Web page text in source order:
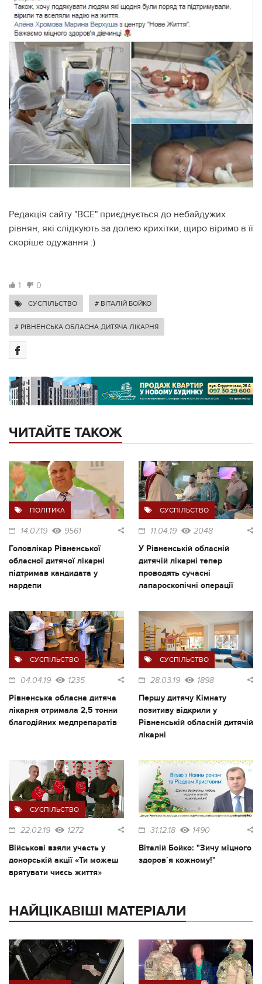
Редакція сайту "ВСЕ" приєднується до небайдужих
рівнян, які слідкують за долею крихітки, щиро віримо в її
скоріше одужання :)
1 0
СУСПІЛЬСТВО # ВІТАЛІЙ БОЙКО
# РІВНЕНСЬКА ОБЛАСНА ДИТЯЧА ЛІКАРНЯ
ЧИТАЙТЕ ТАКОЖ
ПОЛІТИКА
14.07.19 9561
Головлікар Рівненської
обласної дитячої лікарні
підтримав кандидата у
нардепи
СУСПІЛЬСТВО
11.04.19 2048
У Рівненській обласній
дитячій лікарні тепер
проводять сучасні
лапароскопічні операції
СУСПІЛЬСТВО
04.04.19 1235
Рівненська обласна дитяча
лікарня отримала 2,5 тонни
благодійних медпрепаратів
СУСПІЛЬСТВО
28.03.19 1898
Першу дитячу Кімнату
позитиву відкрили у
Рівненській обласній дитячій
лікарні
СУСПІЛЬСТВО
22.02.19 1272
Військові взяли участь у
донорській акції «Ти можеш
врятувати чиєсь життя»
31.12.18 1490
Віталій Бойко: "Зичу міцного
здоров`я кожному!"
НАЙЦІКАВІШІ МАТЕРІАЛИ